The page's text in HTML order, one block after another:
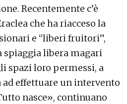
Recentemente c’è
che ha riacceso la
e “liberi fruitori”,
spiaggia libera magari
spazi loro permessi, a
effettuare un intervento
nasce», continuano